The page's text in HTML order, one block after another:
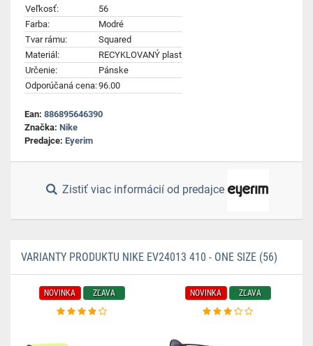
Veľkosť:
56
Farba:
Modré
Tvar rámu:
Squared
Materiál:
RECYKLOVANÝ plast
Určenie:
Pánske
Odporúčaná cena:96.00
Ean: 886895646390
Značka: Nike
Predajce: Eyerim
Zistiť viac informácií od predajce
VARIANTY PRODUKTU NIKE EV24013 410 - ONE SIZE (56)
NOVINKA ZĽAVA NOVINKA ZĽAVA